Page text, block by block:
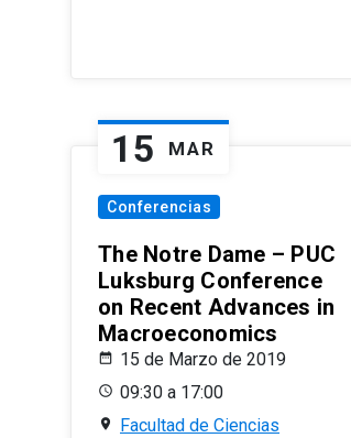
15 MAR
Conferencias
The Notre Dame – PUC
Luksburg Conference
on Recent Advances in
Macroeconomics
15 de Marzo de 2019
09:30 a 17:00
Facultad de Ciencias